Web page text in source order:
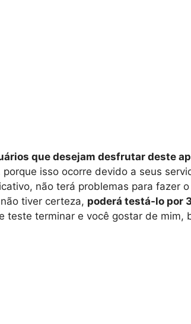
que desejam desfrutar deste
porque isso ocorre devido a seus
não terá problemas para fazer
tiver certeza, poderá testá-lo por
teste terminar e você gostar de mim,